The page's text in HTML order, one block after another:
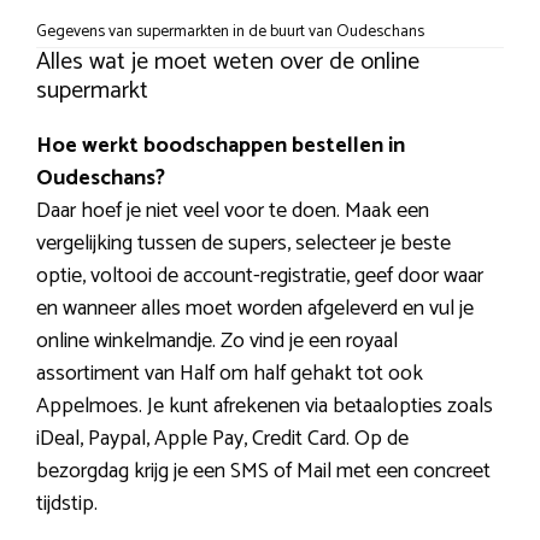
Gegevens van supermarkten in de buurt van Oudeschans
Alles wat je moet weten over de online
supermarkt
Hoe werkt boodschappen bestellen in
Oudeschans?
Daar hoef je niet veel voor te doen. Maak een
vergelijking tussen de supers, selecteer je beste
optie, voltooi de account-registratie, geef door waar
en wanneer alles moet worden afgeleverd en vul je
online winkelmandje. Zo vind je een royaal
assortiment van Half om half gehakt tot ook
Appelmoes. Je kunt afrekenen via betaalopties zoals
iDeal, Paypal, Apple Pay, Credit Card. Op de
bezorgdag krijg je een SMS of Mail met een concreet
tijdstip.